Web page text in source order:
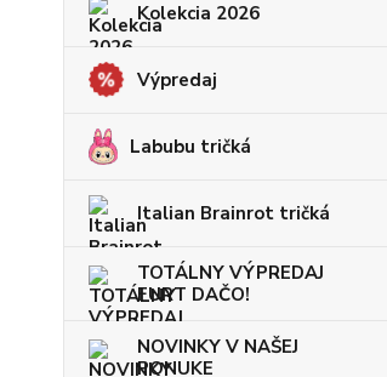
Kolekcia 2026
Výpredaj
Labubu tričká
Italian Brainrot tričká
TOTÁLNY VÝPREDAJ
FURT DAČO!
NOVINKY V NAŠEJ
PONUKE